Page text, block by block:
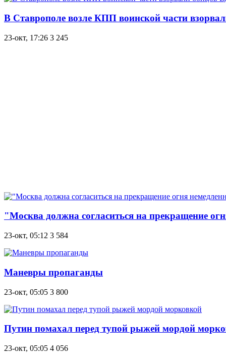
В Ставрополе возле КПП воинской части
23-окт, 17:26 3 245
"Москва должна согласиться на прекращение
23-окт, 05:12 3 584
Маневры пропаганды
23-окт, 05:05 3 800
Путин помахал перед тупой рыжей мордой
23-окт, 05:05 4 056